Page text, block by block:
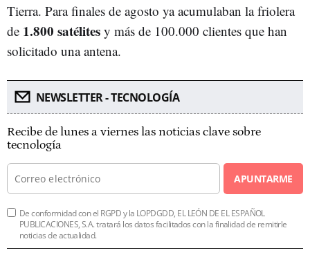
Tierra. Para finales de agosto ya acumulaban la friolera
de 1.800 satélites y más de 100.000 clientes que han
solicitado una antena.
NEWSLETTER - TECNOLOGÍA
Recibe de lunes a viernes las noticias clave sobre
tecnología
APUNTARME
De conformidad con el RGPD y la LOPDGDD, EL LEÓN DE EL ESPAÑOL
PUBLICACIONES, S.A. tratará los datos facilitados con la finalidad de remitirle
noticias de actualidad.